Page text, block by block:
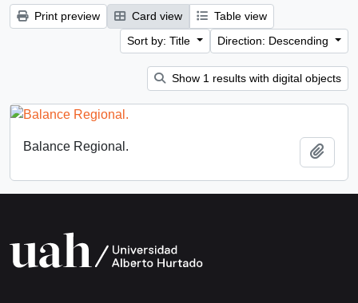
Print preview Card view
Table view
Sort by: Title
Direction: Descending
Show 1 results with digital objects
Balance Regional.